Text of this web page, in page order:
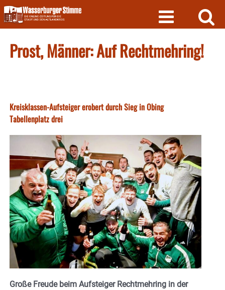
Skip
to
content
Prost, Männer: Auf Rechtmehring!
Kreisklassen-Aufsteiger erobert durch Sieg in Obing
Tabellenplatz drei
Große Freude beim Aufsteiger Rechtmehring in der